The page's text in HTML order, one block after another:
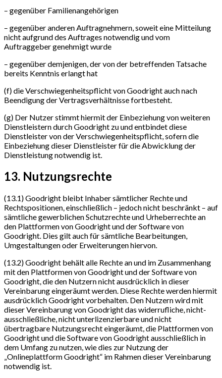
– gegenüber Familienangehörigen
– gegenüber anderen Auftragnehmern, soweit eine Mitteilung
nicht aufgrund des Auftrages notwendig und vom
Auftraggeber genehmigt wurde
– gegenüber demjenigen, der von der betreffenden Tatsache
bereits Kenntnis erlangt hat
(f) die Verschwiegenheitspflicht von Goodright auch nach
Beendigung der Vertragsverhältnisse fortbesteht.
(g) Der Nutzer stimmt hiermit der Einbeziehung von weiteren
Dienstleistern durch Goodright zu und entbindet diese
Dienstleister von der Verschwiegenheitspflicht, sofern die
Einbeziehung dieser Dienstleister für die Abwicklung der
Dienstleistung notwendig ist.
13. Nutzungsrechte
(13.1) Goodright bleibt Inhaber sämtlicher Rechte und
Rechtspositionen, einschließlich – jedoch nicht beschränkt – auf
sämtliche gewerblichen Schutzrechte und Urheberrechte an
den Plattformen von Goodright und der Software von
Goodright. Dies gilt auch für sämtliche Bearbeitungen,
Umgestaltungen oder Erweiterungen hiervon.
(13.2) Goodright behält alle Rechte an und im Zusammenhang
mit den Plattformen von Goodright und der Software von
Goodright, die den Nutzern nicht ausdrücklich in dieser
Vereinbarung eingeräumt werden. Diese Rechte werden hiermit
ausdrücklich Goodright vorbehalten. Den Nutzern wird mit
dieser Vereinbarung von Goodright das widerrufliche, nicht-
ausschließliche, nicht unterlizenzierbare und nicht
übertragbare Nutzungsrecht eingeräumt, die Plattformen von
Goodright und die Software von Goodright ausschließlich in
dem Umfang zu nutzen, wie dies zur Nutzung der
„Onlineplattform Goodright“ im Rahmen dieser Vereinbarung
notwendig ist.